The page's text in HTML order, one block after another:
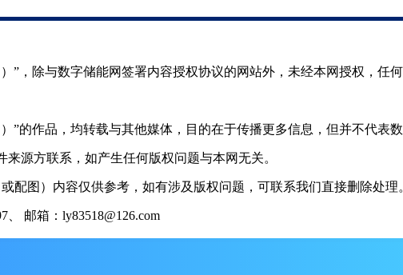
”，除与数字储能网签署内容授权协议的网站外，未经本网授权，任
”的作品，均转载与其他媒体，目的在于传播更多信息，但并不代表
源方联系，如产生任何版权问题与本网无关。
配图）内容仅供参考，如有涉及版权问题，可联系我们直接删除处理
邮箱：ly83518@126.com